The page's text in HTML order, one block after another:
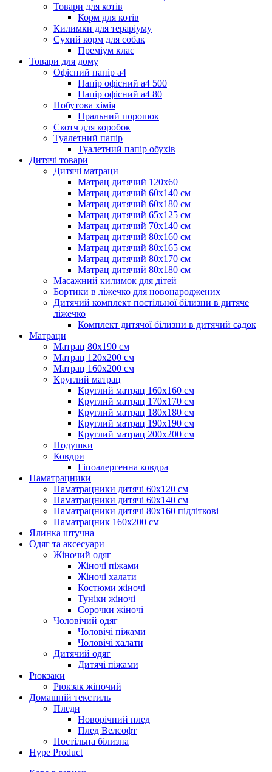
Товари для котів
Корм для котів
Килимки для тераріуму
Сухий корм для собак
Преміум клас
Товари для дому
Офісний папір а4
Папір офісний а4 500
Папір офісний а4 80
Побутова хімія
Пральний порошок
Скотч для коробок
Туалетний папір
Туалетний папір обухів
Дитячі товари
Дитячі матраци
Матрац дитячий 120х60
Матрац дитячий 60х140 см
Матрац дитячий 60х180 см
Матрац дитячий 65х125 см
Матрац дитячий 70х140 см
Матрац дитячий 80х160 см
Матрац дитячий 80х165 см
Матрац дитячий 80х170 см
Матрац дитячий 80х180 см
Масажний килимок для дітей
Бортики в ліжечко для новонароджених
Дитячий комплект постільної білизни в дитяче
ліжечко
Комплект дитячої білизни в дитячий садок
Матраци
Матрац 80х190 см
Матрац 120х200 см
Матрац 160х200 см
Круглий матрац
Круглий матрац 160х160 см
Круглий матрац 170х170 см
Круглий матрац 180х180 см
Круглий матрац 190х190 см
Круглий матрац 200х200 см
Подушки
Ковдри
Гіпоалергенна ковдра
Наматрацники
Наматрацники дитячі 60х120 см
Наматрацники дитячі 60х140 см
Наматрацники дитячі 80х160 підліткові
Наматрацник 160х200 см
Ялинка штучна
Одяг та аксесуари
Жіночий одяг
Жіночі піжами
Жіночі халати
Костюми жіночі
Туніки жіночі
Сорочки жіночі
Чоловічий одяг
Чоловічі піжами
Чоловічі халати
Дитячий одяг
Дитячі піжами
Рюкзаки
Рюкзак жіночий
Домашній текстиль
Пледи
Новорічний плед
Плед Велсофт
Постільна білизна
Hype Product